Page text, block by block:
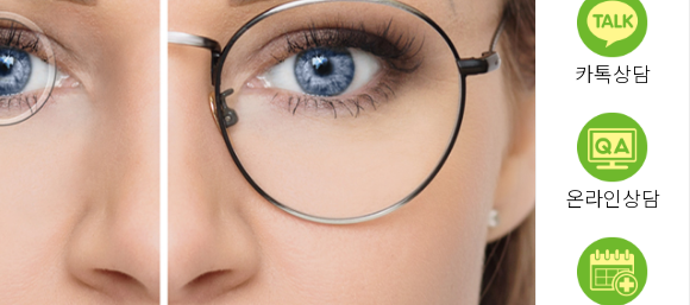
카톡상담
온라인상담